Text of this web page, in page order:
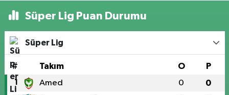
Süper Lig Puan Durumu
Süper Lig
# Takım O P
1 Amed 0 0